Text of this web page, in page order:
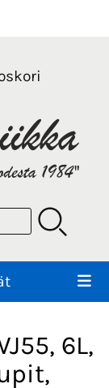
6L,